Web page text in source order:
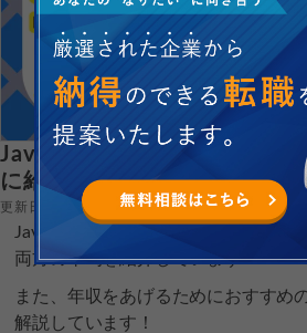
Javaエンジニアの年収が高い
に給与を比較して解説
更新日：2026.04.14
Javaエンジニアの年収について、正
両方の平均を紹介しています！
また、年収をあげるためにおすすめ
解説しています！